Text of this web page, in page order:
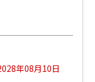
ート100枚）
年08月10日